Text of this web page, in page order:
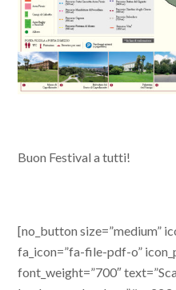
Buon Festival a tutti!
[no_button size=”medium”
fa_icon=”fa-file-pdf-o”
font_weight=”700″